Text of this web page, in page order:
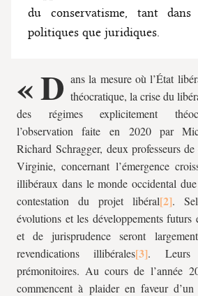
du conservatisme, tant dans
politiques que juridiques.
« D ans la mesure où l’État
théocratique, la crise du
des régimes explicitement
l’observation faite en 2020 par
Richard Schragger, deux professeurs
Virginie, concernant l’émergence
illibéraux dans le monde occidental
contestation du projet libéral
.
évolutions et les développements futurs
et de jurisprudence seront
revendications illibérales
. Leurs
prémonitoires. Au cours de l’année
commencent à plaider en faveur